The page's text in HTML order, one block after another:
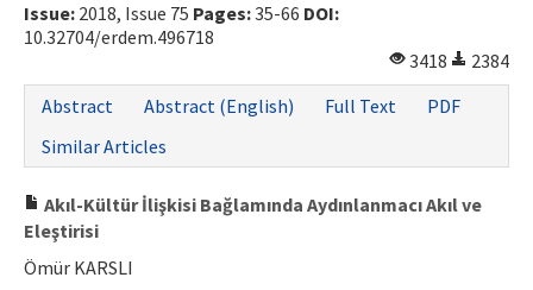
Issue: 2018, Issue 75 Pages:35-66 DOI:
10.32704/erdem.496718
3418
2384
Abstract
Abstract (English) Full Text
PDF
Similar Articles
Akıl-Kültür İlişkisi Bağlamında Aydınlanmacı Akıl ve
Eleştirisi
Ömür KARSLI